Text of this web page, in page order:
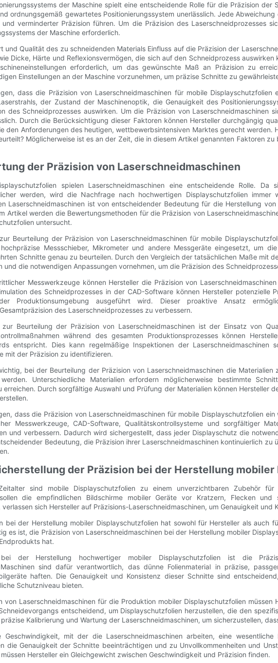
der Maschine spielt eine entscheidende Rolle für die Präzision
ordnungsgemäß gewartetes Positionierungssystem unerlässlich. Jede
verminderter Präzision führen. Um die Präzision des Laserschneidprozesses
der Maschine erforderlich.
und Qualität des zu schneidenden Materials Einfluss auf die Präzision der
Dicke, Härte und Reflexionsvermögen, die sich auf den Schneidprozess
erforderlich, um das gewünschte Maß an Präzision zu
Einstellungen an der Maschine vorzunehmen, um präzise Schnitte zu
dass die Präzision von Laserschneidmaschinen für mobile
der Zustand der Maschinenoptik, die Genauigkeit des
des Schneidprozesses auswirken. Um die Präzision von Laserschneidmaschinen
Durch die Berücksichtigung dieser Faktoren können Hersteller durchgängig
den Anforderungen des heutigen, wettbewerbsintensiven Marktes gerecht werden.
Möglicherweise ist es an der Zeit, die in diesem Artikel genannten Faktoren
der Präzision von Laserschneidmaschinen
spielen Laserschneidmaschinen eine entscheidende Rolle.
werden, wird die Nachfrage nach hochwertigen Displayschutzfolien immer
Laserschneidmaschinen ist von entscheidender Bedeutung für die Herstellung
Artikel werden die Bewertungsmethoden für die Präzision von
untersucht.
Beurteilung der Präzision von Laserschneidmaschinen für mobile
Messschieber, Mikrometer und andere Messgeräte eingesetzt, um
Schnitte genau zu beurteilen. Durch den Vergleich der tatsächlichen Maße mit
die notwendigen Anpassungen vornehmen, um die Präzision des
Messwerkzeuge können Hersteller die Präzision von
des Schneidprozesses in der CAD-Software können Hersteller potenzielle
Produktionsumgebung ausgeführt wird. Dieser proaktive Ansatz
des Laserschneidprozesses zu verbessern.
Beurteilung der Präzision von Laserschneidmaschinen ist der Einsatz von
während des gesamten Produktionsprozesses können
entspricht. Dies kann regelmäßige Inspektionen der
mit der Präzision zu identifizieren.
bei der Beurteilung der Präzision von Laserschneidmaschinen die
Unterschiedliche Materialien erfordern möglicherweise bestimmte
Durch sorgfältige Auswahl und Prüfung der Materialien können Hersteller
dass die Präzision von Laserschneidmaschinen für mobile Displayschutzfolien
Messwerkzeuge, CAD-Software, Qualitätskontrollsysteme und sorgfältiger
und verbessern. Dadurch wird sichergestellt, dass jeder Displayschutz die
Bedeutung, die Präzision ihrer Laserschneidmaschinen kontinuierlich
der Präzision bei der Herstellung
sind mobile Displayschutzfolien zu einem unverzichtbaren Zubehör für
die empfindlichen Bildschirme mobiler Geräte vor Kratzern, Flecken
sich Hersteller auf Präzisions-Laserschneidmaschinen, um Genauigkeit und
bei der Herstellung mobiler Displayschutzfolien hat sowohl für Hersteller als auch
es ist, die Präzision von Laserschneidmaschinen bei der Herstellung mobiler
hat.
der Herstellung hochwertiger mobiler Displayschutzfolien ist die
Maschinen sind dafür verantwortlich, das dünne Folienmaterial in präzise,
haften. Die Genauigkeit und Konsistenz dieser Schnitte sind
Schutzniveau bieten.
von Laserschneidmaschinen für die Produktion mobiler Displayschutzfolien
entscheidend, um Displayschutzfolien herzustellen, die den
Kalibrierung und Wartung der Laserschneidmaschinen, um sicherzustellen,
mit der die Laserschneidmaschinen arbeiten, eine
die Genauigkeit der Schnitte beeinträchtigen und zu Unvollkommenheiten und
Hersteller ein Gleichgewicht zwischen Geschwindigkeit und Präzision finden.